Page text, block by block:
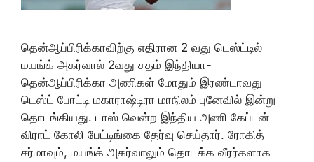
தென்ஆப்பிரிக்காவிற்கு எதிரான 2 வது டெஸ்ட்டில்
மயங்க் அகர்வால் 2வது சதம் இந்தியா-
தென்ஆப்பிரிக்கா அணிகள் மோதும் இரண்டாவது
டெஸ்ட் போட்டி மகாராஷ்டிரா மாநிலம் புனேவில் இன்று
தொடங்கியது. டாஸ் வென்ற இந்திய அணி கேப்டன்
விராட் கோலி பேட்டிங்கை தேர்வு செய்தார். ரோகித்
சர்மாவும், மயங்க் அகர்வாலும் தொடக்க வீரர்களாக